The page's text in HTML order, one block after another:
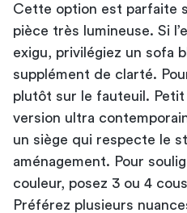
Cette option est parfaite
pièce très lumineuse. Si
exigu, privilégiez un sofa
supplément de clarté.
plutôt sur le fauteuil.
version ultra
un siège qui respecte le
aménagement. Pour
couleur, posez 3 ou 4
Préférez plusieurs